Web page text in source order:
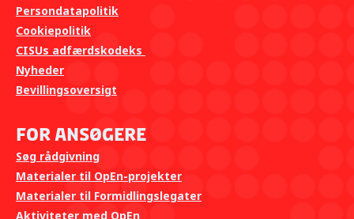
Persondatapolitik
Cookiepolitik
CISUs adfærdskodeks
Nyheder
Bevillingsoversigt
For ansøgere
Søg rådgivning
Materialer til OpEn-projekter
Materialer til Formidlingslegater
Aktiviteter med OpEn